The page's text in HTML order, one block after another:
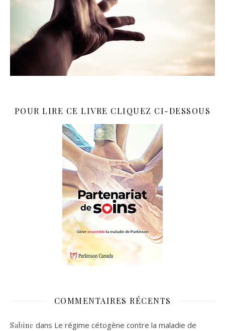
POUR LIRE CE LIVRE CLIQUEZ CI-DESSOUS
COMMENTAIRES RÉCENTS
Sabine dans Le régime cétogène contre la maladie de